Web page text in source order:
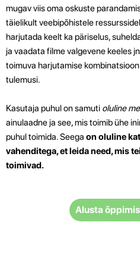
mugav viis oma oskuste
täielikult veebipõhistele
harjutada keelt ka päriselus,
ja vaadata filme valgevene keeles
toimuva harjutamise
tulemusi.
Kasutaja puhul on samuti oluline
ainulaadne ja see, mis toimib ühe
puhul toimida. Seega on oluline
vahenditega, et leida need, mis
toimivad.
Alusta